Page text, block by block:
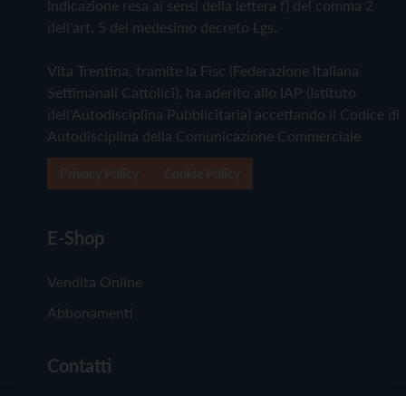
Indicazione resa ai sensi della lettera f) del comma 2
dell'art. 5 del medesimo decreto Lgs.
Vita Trentina, tramite la Fisc (Federazione Italiana
Settimanali Cattolici), ha aderito allo IAP (Istituto
dell'Autodisciplina Pubblicitaria) accettando il Codice di
Autodisciplina della Comunicazione Commerciale
E-Shop
Vendita Online
Abbonamenti
Contatti